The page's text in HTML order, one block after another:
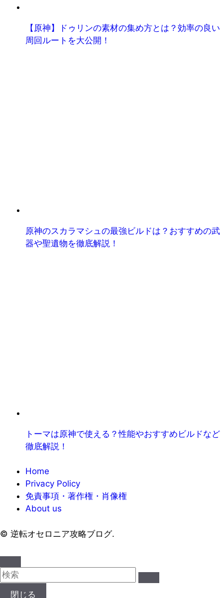
【原神】ドゥリンの素材の集め方とは？効率の良い
周回ルートを大公開！
原神のスカラマシュの最強ビルドは？おすすめの武
器や聖遺物を徹底解説！
トーマは原神で使える？性能やおすすめビルドなど
徹底解説！
Home
Privacy Policy
免責事項・著作権・肖像権
About us
© 逆転オセロニア攻略ブログ.
閉じる